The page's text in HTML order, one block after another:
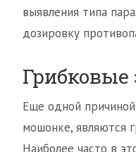
выявления типа
дозировку
Грибковые
Еще одной
мошонке, являются
Наиболее часто в